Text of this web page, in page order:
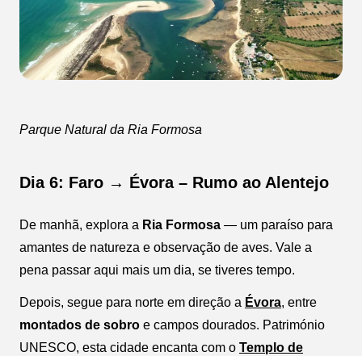
Parque Natural da Ria Formosa
Dia 6: Faro → Évora – Rumo ao Alentejo
De manhã, explora a Ria Formosa — um paraíso para
amantes de natureza e observação de aves. Vale a
pena passar aqui mais um dia, se tiveres tempo.
Depois, segue para norte em direção a Évora, entre
montados de sobro e campos dourados. Património
UNESCO, esta cidade encanta com o Templo de